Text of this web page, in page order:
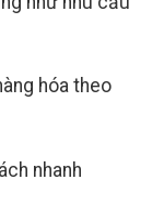
hóa theo
nhanh